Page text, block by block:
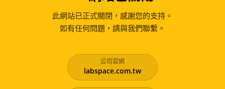
此網站已正式關閉，感謝您的支持。
如有任何問題，請與我們聯繫。
公司官網
labspace.com.tw